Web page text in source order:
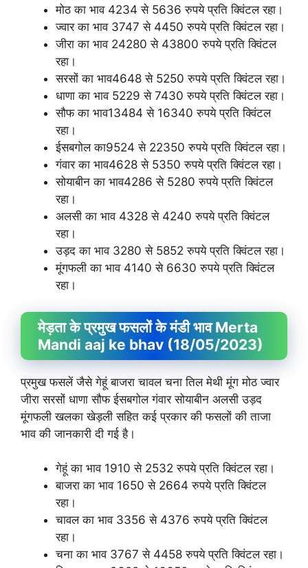
मोठ का भाव 4234 से 5636 रुपये प्रति क्विंटल रहा।
ज्वार का भाव 3747 से 4450 रुपये प्रति क्विंटल रहा।
जीरा का भाव 24280 से 43800 रुपये प्रति क्विंटल
रहा।
सरसों का भाव4648 से 5250 रुपये प्रति क्विंटल रहा।
धाणा का भाव 5229 से 7430 रुपये प्रति क्विंटल रहा।
सौफ का भाव13484 से 16340 रुपये प्रति क्विंटल
रहा।
ईसबगोल का9524 से 22350 रुपये प्रति क्विंटल रहा।
गंवार का भाव4628 से 5350 रुपये प्रति क्विंटल रहा।
सोयाबीन का भाव4286 से 5280 रुपये प्रति क्विंटल
रहा।
अलसी का भाव 4328 से 4240 रुपये प्रति क्विंटल
रहा।
उड़द का भाव 3280 से 5852 रुपये प्रति क्विंटल रहा।
मूंगफली का भाव 4140 से 6630 रुपये प्रति क्विंटल
रहा।
मेड़ता के प्रमुख फसलों के मंडी भाव Merta
Mandi aaj ke bhav (18/05/2023)
प्रमुख फसलें जैसे गेहूं बाजरा चावल चना तिल मेथी मूंग मोठ ज्वार
जीरा सरसों धाणा सौफ ईसबगोल गंवार सोयाबीन अलसी उड़द
मूंगफली खलका खेड़ली सहित कई प्रकार की फसलों की ताजा
भाव की जानकारी दी गई है।
गेहूं का भाव 1910 से 2532 रुपये प्रति क्विंटल रहा।
बाजरा का भाव 1650 से 2664 रुपये प्रति क्विंटल
रहा।
चावल का भाव 3356 से 4376 रुपये प्रति क्विंटल
रहा।
चना का भाव 3767 से 4458 रुपये प्रति क्विंटल रहा।